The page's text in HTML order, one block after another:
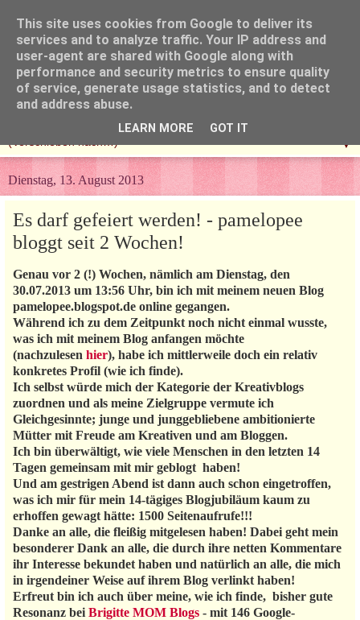
▼
Dienstag, 13. August 2013
Es darf gefeiert werden! - pamelopee
bloggt seit 2 Wochen!
Genau vor 2 (!) Wochen, nämlich am Dienstag, den
30.07.2013 um 13:56 Uhr, bin ich mit meinem neuen Blog
pamelopee.blogspot.de online gegangen.
Während ich zu dem Zeitpunkt noch nicht einmal wusste,
was ich mit meinem Blog anfangen möchte
(nachzulesen hier), habe ich mittlerweile doch ein relativ
konkretes Profil (wie ich finde).
Ich selbst würde mich der Kategorie der Kreativblogs
zuordnen und als meine Zielgruppe vermute ich
Gleichgesinnte; junge und junggebliebene ambitionierte
Mütter mit Freude am Kreativen und am Bloggen.
Ich bin überwältigt, wie viele Menschen in den letzten 14
Tagen gemeinsam mit mir geblogt haben!
Und am gestrigen Abend ist dann auch schon eingetroffen,
was ich mir für mein 14-tägiges Blogjubiläum kaum zu
erhoffen gewagt hätte: 1500 Seitenaufrufe!!!
Danke an alle, die fleißig mitgelesen haben! Dabei geht mein
besonderer Dank an alle, die durch ihre netten Kommentare
ihr Interesse bekundet haben und natürlich an alle, die mich
in irgendeiner Weise auf ihrem Blog verlinkt haben!
Erfreut bin ich auch über meine, wie ich finde, bisher gute
Resonanz bei Brigitte MOM Blogs - mit 146 Google-
This site uses cookies from Google to deliver its
services and to analyze traffic. Your IP address and
user-agent are shared with Google along with
performance and security metrics to ensure quality
of service, generate usage statistics, and to detect
and address abuse.
LEARN MORE GOT IT